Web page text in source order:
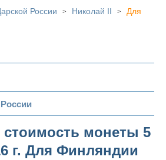
России > Николай II >
Для
1894)
монеты 5
г. Для Финляндии